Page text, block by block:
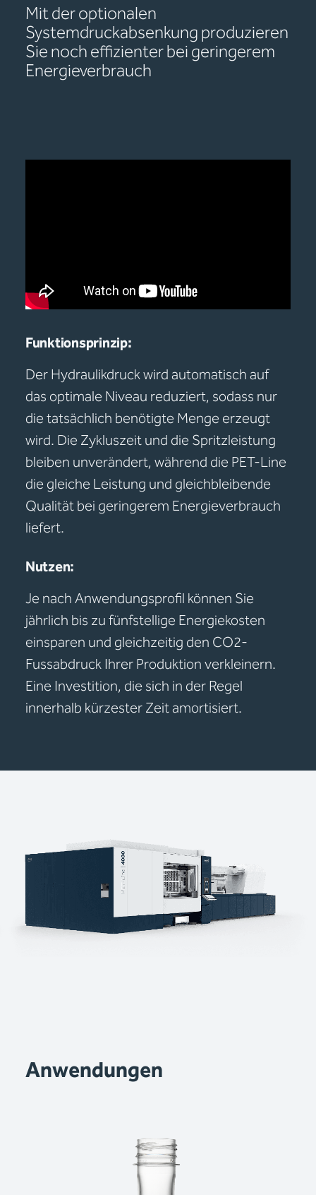
Mit der optionalen
Systemdruckabsenkung produzieren
Sie noch effizienter bei geringerem
Energieverbrauch
Funktionsprinzip:
Der Hydraulikdruck wird automatisch auf
das optimale Niveau reduziert, sodass nur
die tatsächlich benötigte Menge erzeugt
wird. Die Zykluszeit und die Spritzleistung
bleiben unverändert, während die PET-Line
die gleiche Leistung und gleichbleibende
Qualität bei geringerem Energieverbrauch
liefert.
Nutzen:
Je nach Anwendungsprofil können Sie
jährlich bis zu fünfstellige Energiekosten
einsparen und gleichzeitig den CO2-
Fussabdruck Ihrer Produktion verkleinern.
Eine Investition, die sich in der Regel
innerhalb kürzester Zeit amortisiert.
Anwendungen